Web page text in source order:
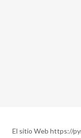
El sitio Web https://